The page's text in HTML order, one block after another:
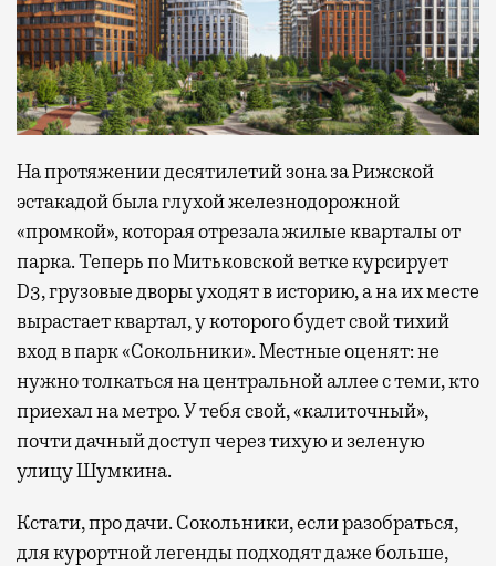
На протяжении десятилетий зона за Рижской
эстакадой была глухой железнодорожной
«промкой», которая отрезала жилые кварталы от
парка. Теперь по Митьковской ветке курсирует
D3, грузовые дворы уходят в историю, а на их месте
вырастает квартал, у которого будет свой тихий
вход в парк «Сокольники». Местные оценят: не
нужно толкаться на центральной аллее с теми, кто
приехал на метро. У тебя свой, «калиточный»,
почти дачный доступ через тихую и зеленую
улицу Шумкина.
Кстати, про дачи. Сокольники, если разобраться,
для курортной легенды подходят даже больше,